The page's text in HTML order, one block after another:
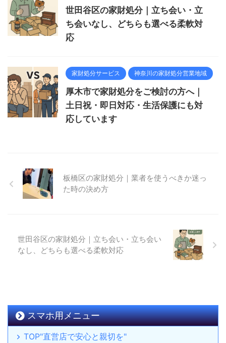
世田谷区の家財処分｜立ち会い・立
ち会いなし、どちらも選べる柔軟対
応
家財処分サービス 神奈川の家財処分営業地域
厚木市で家財処分をご検討の方へ｜
土日祝・即日対応・生活保護にも対
応しています
板橋区の家財処分｜業者を使うべきか迷っ
た時の決め方
世田谷区の家財処分｜立ち会い・立ち会い
なし、どちらも選べる柔軟対応
スマホ用メニュー
TOP"直営店で安心と親切を"